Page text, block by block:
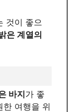
것이 좋으
은 계열의
바지가 좋
한 여행을 위